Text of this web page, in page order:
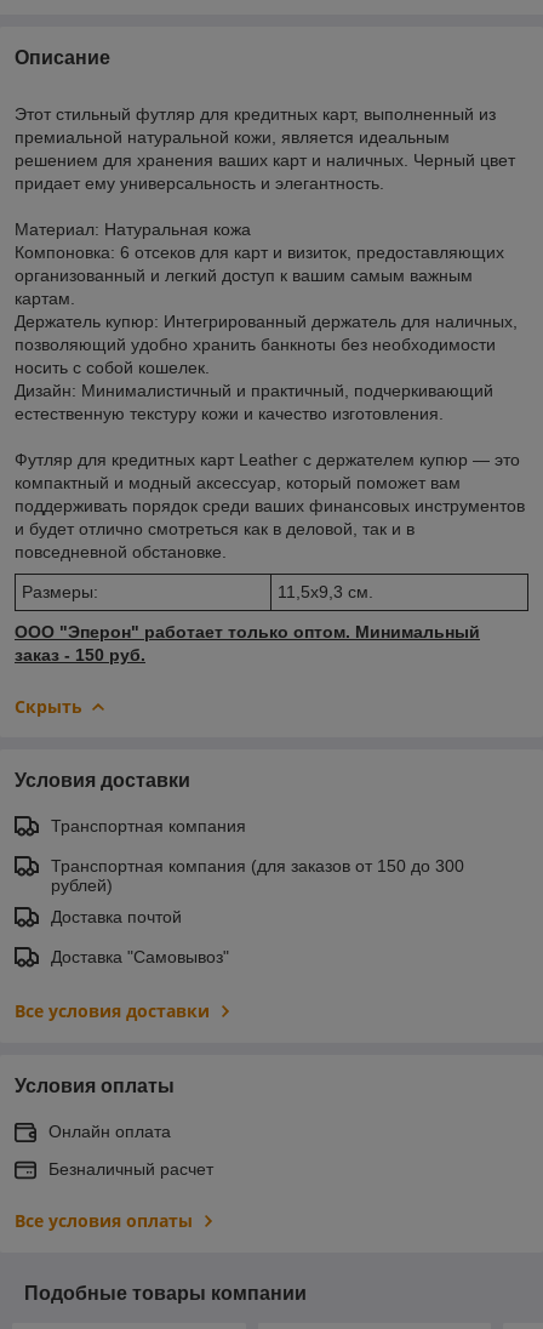
Описание
Этот стильный футляр для кредитных карт, выполненный из
премиальной натуральной кожи, является идеальным
решением для хранения ваших карт и наличных. Черный цвет
придает ему универсальность и элегантность.
Материал: Натуральная кожа
Компоновка: 6 отсеков для карт и визиток, предоставляющих
организованный и легкий доступ к вашим самым важным
картам.
Держатель купюр: Интегрированный держатель для наличных,
позволяющий удобно хранить банкноты без необходимости
носить с собой кошелек.
Дизайн: Минималистичный и практичный, подчеркивающий
естественную текстуру кожи и качество изготовления.
Футляр для кредитных карт Leather с держателем купюр — это
компактный и модный аксессуар, который поможет вам
поддерживать порядок среди ваших финансовых инструментов
и будет отлично смотреться как в деловой, так и в
повседневной обстановке.
Размеры: 11,5х9,3 см.
ООО "Эперон" работает только оптом. Минимальный
заказ - 150 руб.
Скрыть
Условия доставки
Транспортная компания
Транспортная компания (для заказов от 150 до 300
рублей)
Доставка почтой
Доставка "Самовывоз"
Все условия доставки
Условия оплаты
Онлайн оплата
Безналичный расчет
Все условия оплаты
Подобные товары компании